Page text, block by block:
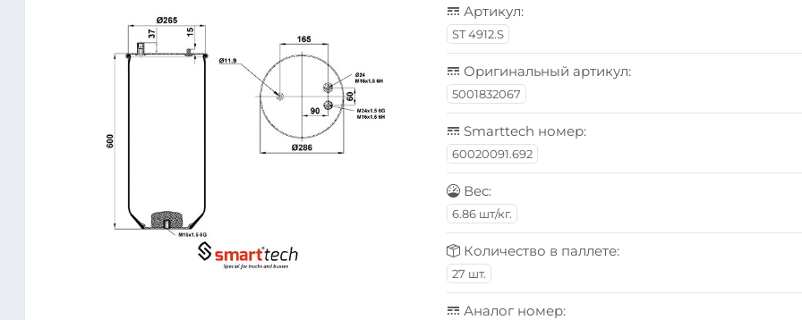
Артикул:
ST 4912.S
Оригинальный артикул:
5001832067
Smarttech номер:
60020091.692
Вес:
6.86 шт/кг.
Количество в паллете:
27 шт.
Аналог номер: